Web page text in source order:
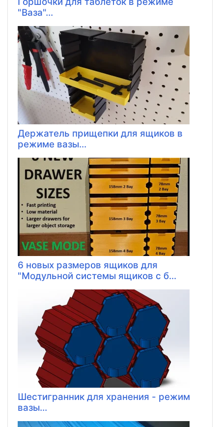
"Ваза"...
Держатель прищепки для ящиков в
режиме вазы...
6 новых размеров ящиков для
"Модульной системы ящиков с б...
Шестигранник для хранения - режим
вазы...